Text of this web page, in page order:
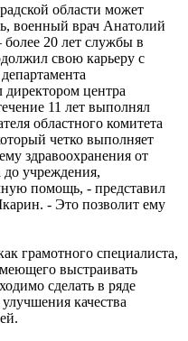
области может
военный врач Анатолий
20 лет службы в
свою карьеру с
директором центра
11 лет выполнял
областного комитета
четко выполняет
здравоохранения от
до учреждения,
помощь, - представил
- Это позволит ему
грамотного специалиста,
выстраивать
сделать в ряде
качества